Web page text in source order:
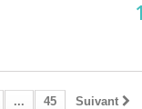
... 45 Suivant